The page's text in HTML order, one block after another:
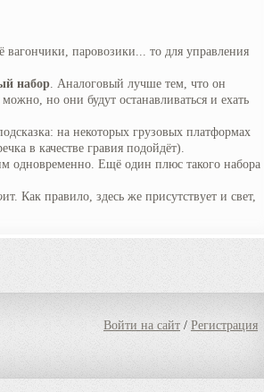
паровозики... то для управления
набор. Аналоговый лучше тем, что он
но они будут останавливаться и ехать
на некоторых грузовых платформах
в качестве гравия подойдёт).
одновременно. Ещё один плюс такого набора
ит. Как правило, здесь же присутствует и свет,
Войти на сайт / Регистрация